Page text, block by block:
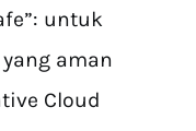
untuk
aman
Cloud